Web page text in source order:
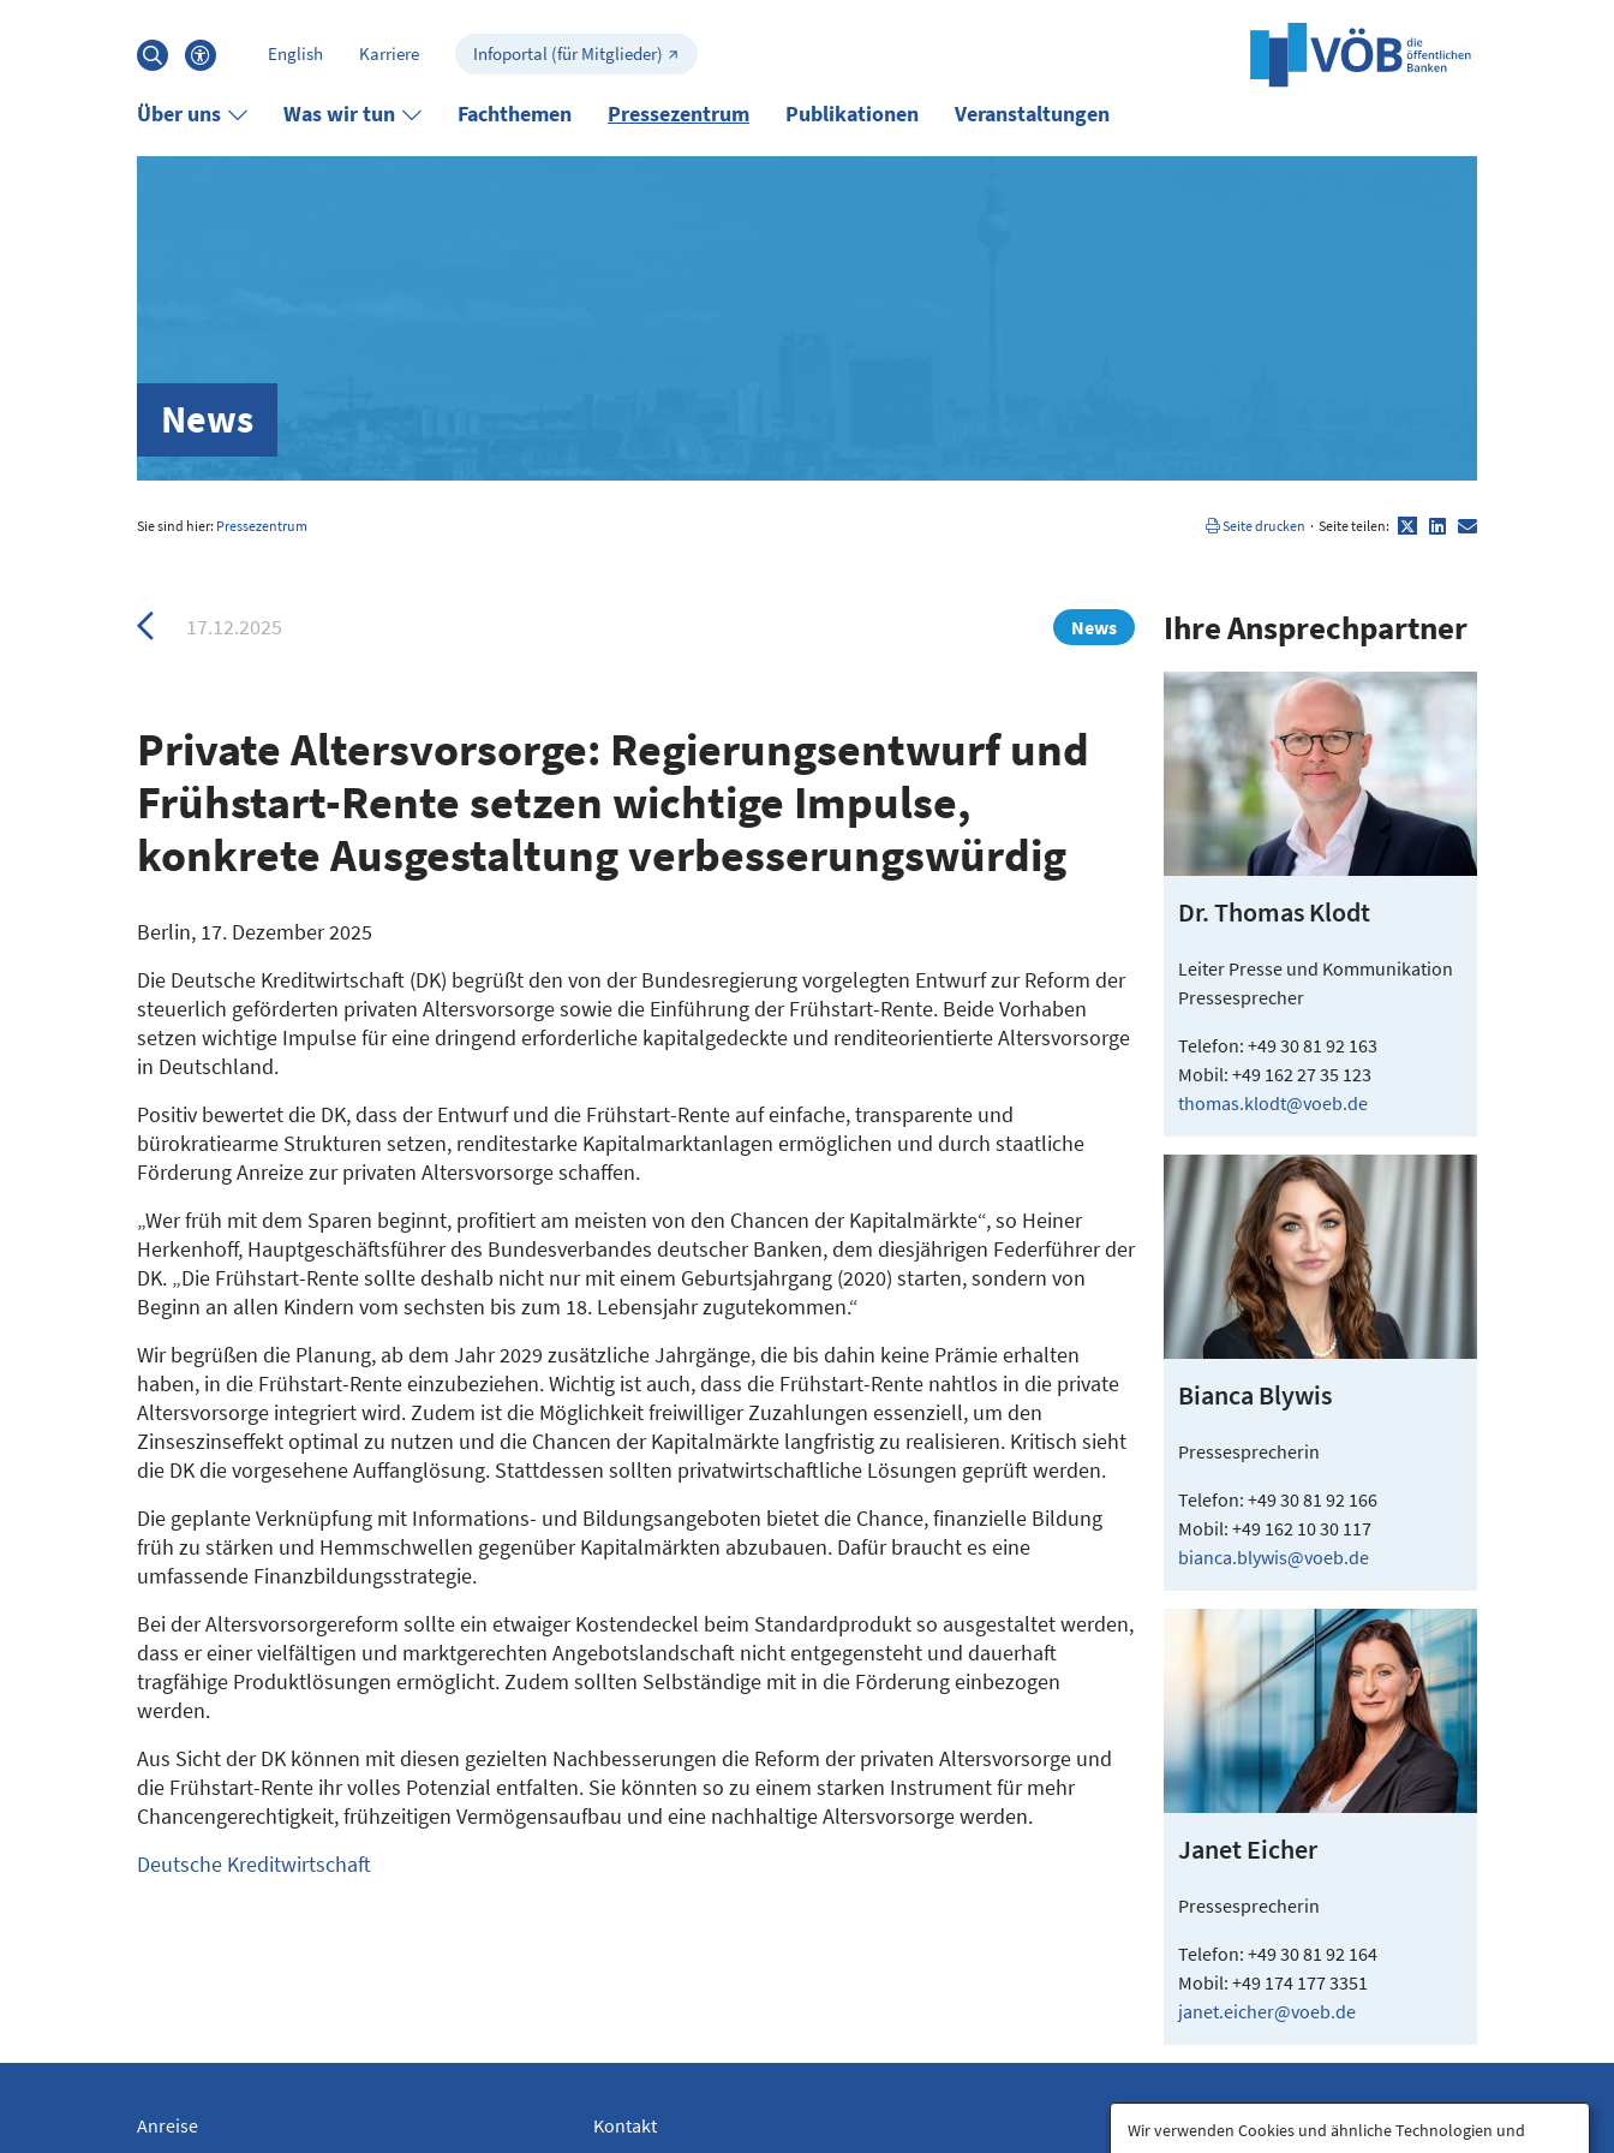
Suche
öffnenBarrierefreiheits-Menü öffnen
English Karriere Infoportal (für Mitglieder)
Über uns Was wir tun Fachthemen Pressezentrum Publikationen Veranstaltungen
News
Sie sind hier: Pressezentrum Seite drucken · Seite teilen: TwitterLinkedIn
E-
Mail
Zurück
17.12.2025 News
Private Altersvorsorge: Regierungsentwurf und
Frühstart-Rente setzen wichtige Impulse,
konkrete Ausgestaltung verbesserungswürdig
Berlin, 17. Dezember 2025
Die Deutsche Kreditwirtschaft (DK) begrüßt den von der Bundesregierung vorgelegten Entwurf zur Reform der
steuerlich geförderten privaten Altersvorsorge sowie die Einführung der Frühstart-Rente. Beide Vorhaben
setzen wichtige Impulse für eine dringend erforderliche kapitalgedeckte und renditeorientierte Altersvorsorge
in Deutschland.
Positiv bewertet die DK, dass der Entwurf und die Frühstart-Rente auf einfache, transparente und
bürokratiearme Strukturen setzen, renditestarke Kapitalmarktanlagen ermöglichen und durch staatliche
Förderung Anreize zur privaten Altersvorsorge schaffen.
„Wer früh mit dem Sparen beginnt, profitiert am meisten von den Chancen der Kapitalmärkte“, so Heiner
Herkenhoff, Hauptgeschäftsführer des Bundesverbandes deutscher Banken, dem diesjährigen Federführer der
DK. „Die Frühstart-Rente sollte deshalb nicht nur mit einem Geburtsjahrgang (2020) starten, sondern von
Beginn an allen Kindern vom sechsten bis zum 18. Lebensjahr zugutekommen.“
Wir begrüßen die Planung, ab dem Jahr 2029 zusätzliche Jahrgänge, die bis dahin keine Prämie erhalten
haben, in die Frühstart-Rente einzubeziehen. Wichtig ist auch, dass die Frühstart-Rente nahtlos in die private
Altersvorsorge integriert wird. Zudem ist die Möglichkeit freiwilliger Zuzahlungen essenziell, um den
Zinseszinseffekt optimal zu nutzen und die Chancen der Kapitalmärkte langfristig zu realisieren. Kritisch sieht
die DK die vorgesehene Auffanglösung. Stattdessen sollten privatwirtschaftliche Lösungen geprüft werden.
Die geplante Verknüpfung mit Informations- und Bildungsangeboten bietet die Chance, finanzielle Bildung
früh zu stärken und Hemmschwellen gegenüber Kapitalmärkten abzubauen. Dafür braucht es eine
umfassende Finanzbildungsstrategie.
Bei der Altersvorsorgereform sollte ein etwaiger Kostendeckel beim Standardprodukt so ausgestaltet werden,
dass er einer vielfältigen und marktgerechten Angebotslandschaft nicht entgegensteht und dauerhaft
tragfähige Produktlösungen ermöglicht. Zudem sollten Selbständige mit in die Förderung einbezogen
werden.
Aus Sicht der DK können mit diesen gezielten Nachbesserungen die Reform der privaten Altersvorsorge und
die Frühstart-Rente ihr volles Potenzial entfalten. Sie könnten so zu einem starken Instrument für mehr
Chancengerechtigkeit, frühzeitigen Vermögensaufbau und eine nachhaltige Altersvorsorge werden.
Deutsche Kreditwirtschaft
Ihre Ansprech­partner
Dr. Thomas Klodt
Leiter Presse und Kommunikation
Pressesprecher
Telefon: +49 30 81 92 163
Mobil: +49 162 27 35 123
thomas.klodt@voeb.de
Bianca Blywis
Pressesprecherin
Telefon: +49 30 81 92 166
Mobil: +49 162 10 30 117
bianca.blywis@voeb.de
Janet Eicher
Pressesprecherin
Telefon: +49 30 81 92 164
Mobil: +49 174 177 3351
janet.eicher@voeb.de
Anreise Kontakt
Wir verwenden Cookies und ähnliche Technologien und